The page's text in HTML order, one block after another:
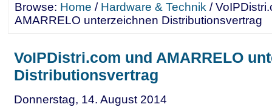
Browse: Home / Hardware & Technik /
AMARRELO unterzeichnen Distributionsvertrag
VoIPDistri.com und AMARRELO
Distributionsvertrag
Donnerstag, 14. August 2014